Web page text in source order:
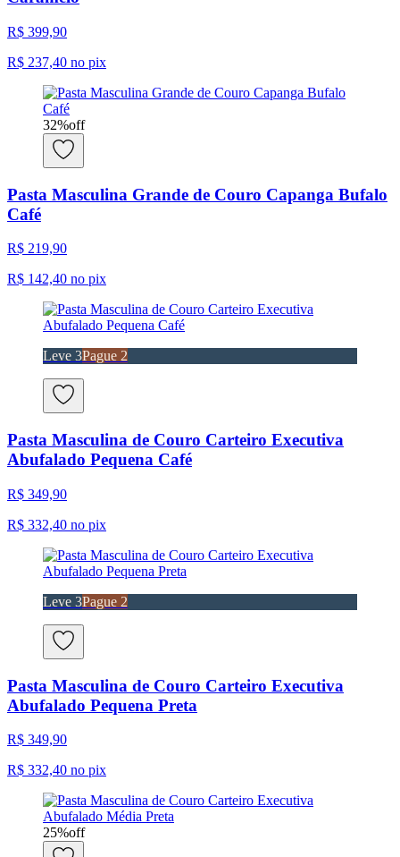
R$ 399,90
R$ 237,40 no pix
32%off
Pasta Masculina Grande de Couro Capanga Bufalo
Café
R$ 219,90
R$ 142,40 no pix
Leve 3Pague 2
Pasta Masculina de Couro Carteiro Executiva
Abufalado Pequena Café
R$ 349,90
R$ 332,40 no pix
Leve 3Pague 2
Pasta Masculina de Couro Carteiro Executiva
Abufalado Pequena Preta
R$ 349,90
R$ 332,40 no pix
25%off